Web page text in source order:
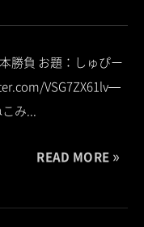
勝負 お題：しゅぴー
VSG7ZX61lv—
み...
READ MORE